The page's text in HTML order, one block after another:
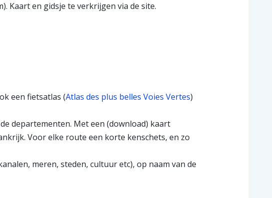
Kaart en gidsje te verkrijgen via de site.
een fietsatlas (Atlas des plus belles Voies Vertes)
departementen. Met een (download) kaart
Voor elke route een korte kenschets, en zo
meren, steden, cultuur etc), op naam van de